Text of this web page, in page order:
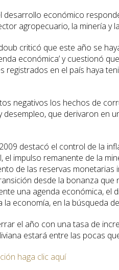
desarrollo económico
agropecuario, la minería y
criticó que este año se
económica’ y cuestionó
registrados en el país haya
negativos los hechos de
desempleo, que derivaron en
destacó el control de la
el impulso remanente de la
de las reservas monetarias
desde la bonanza
una agenda económica, el
economía, en la búsqueda
el año con una tasa de
estará entre las pocas
haga clic aquí